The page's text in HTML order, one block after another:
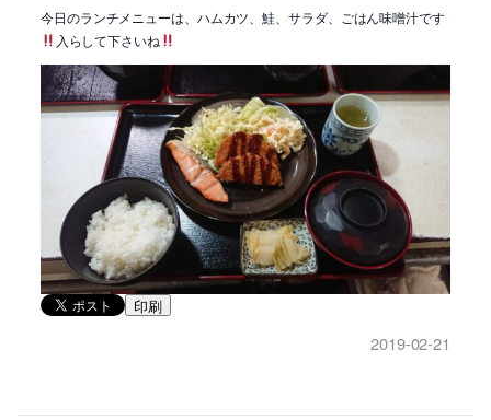
今日のランチメニューは、ハムカツ、鮭、サラダ、ごはん味噌汁です
入らして下さいね
印刷
2019-02-21